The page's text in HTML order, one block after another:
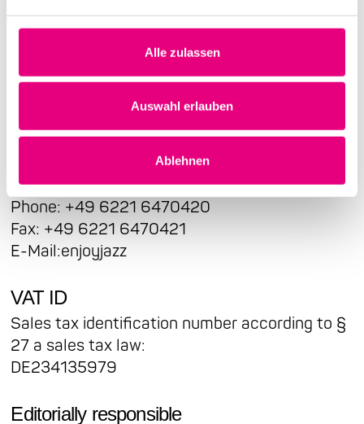
Alle zulassen
Auswahl erlauben
Ablehnen
Commercial register: HRB 337620
Register court: Mannheim
Rainer Kern, Christian Weiss, Jürgen Fritz
Contact us
Phone: +49 6221 6470420
Fax: +49 6221 6470421
E-Mail:enjoyjazz
VAT ID
Sales tax identification number according to §
27 a sales tax law:
DE234135979
Editorially responsible